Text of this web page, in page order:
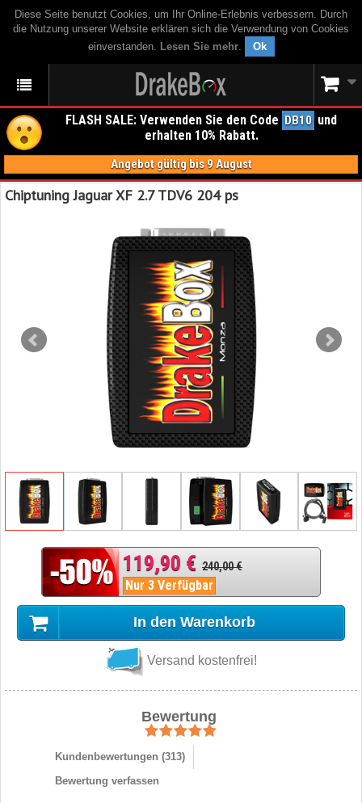
Diese Seite benutzt Cookies, um Ihr Online-Erlebnis verbessern. Durch
die Nutzung unserer Website erklären sich die Verwendung von Cookies
einverstanden. Lesen Sie mehr. Ok
FLASH SALE: Verwenden Sie den Code DB10 und
erhalten 10% Rabatt.
Angebot gültig bis 9 August
Chiptuning Jaguar XF 2.7 TDV6 204 ps
119,90 € 240,00 €
Nur 3 Verfügbar
In den Warenkorb
Versand kostenfrei!
Bewertung
Kundenbewertungen (313)
Bewertung verfassen